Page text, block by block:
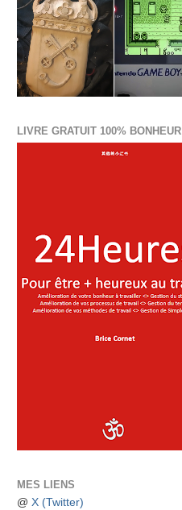
LIVRE GRATUIT 100% BONHEUR
MES LIENS
@ X (Twitter)